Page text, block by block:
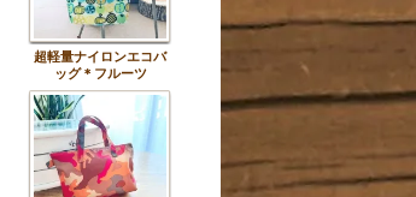
超軽量ナイロンエコバ
ッグ＊フルーツ